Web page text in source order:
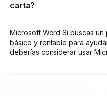
carta?
Microsoft Word Si buscas
básico y rentable para
deberías considerar usar